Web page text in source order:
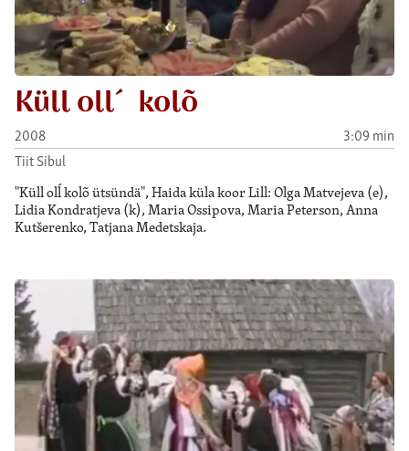
Küll oll´ kolõ
2008
3:09 min
Tiit Sibul
"Küll olĺ kolõ ütsündä", Haida küla koor Lill: Olga Matvejeva (e),
Lidia Kondratjeva (k), Maria Ossipova, Maria Peterson, Anna
Kutšerenko, Tatjana Medetskaja.